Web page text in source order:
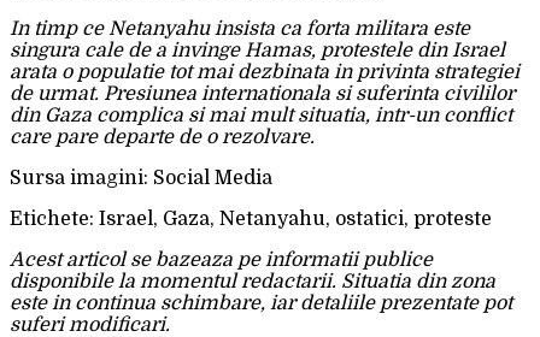
In timp ce Netanyahu insista ca forta militara este
singura cale de a invinge Hamas, protestele din Israel
arata o populatie tot mai dezbinata in privinta strategiei
de urmat. Presiunea internationala si suferinta civililor
din Gaza complica si mai mult situatia, intr-un conflict
care pare departe de o rezolvare.
Sursa imagini: Social Media
Etichete: Israel, Gaza, Netanyahu, ostatici, proteste
Acest articol se bazeaza pe informatii publice
disponibile la momentul redactarii. Situatia din zona
este in continua schimbare, iar detaliile prezentate pot
suferi modificari.